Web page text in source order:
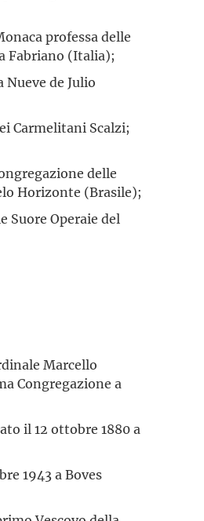
professa delle
Fabriano (Italia);
Nueve de Julio
Carmelitani Scalzi;
delle
Horizonte (Brasile);
Suore Operaie del
Marcello
Congregazione a
il 12 ottobre 1880 a
1943 a Boves